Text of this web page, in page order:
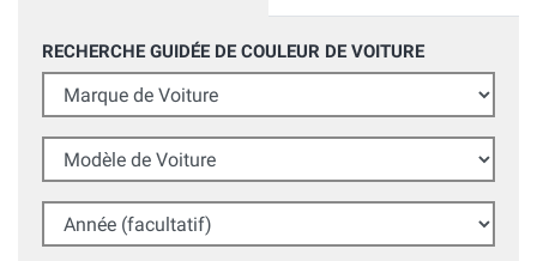
RECHERCHE GUIDÉE DE COULEUR DE VOITURE
Marque de Voiture
Modèle de Voiture
Année (facultatif)